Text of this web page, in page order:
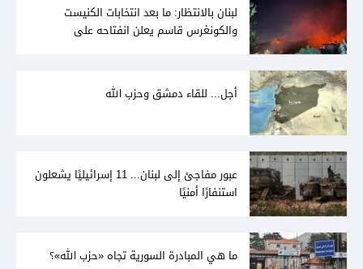
لبنان بالانتظار: ما بعد انتخابات الكنيست
والكونغرس قاسم يعلن انفتاحه على
أجل... للقاء دمشق وحزب الله
عبور مفاجئ إلى لبنان... 11 إسرائيليًا يشعلون
استنفارًا أمنيًا
ما هي المبادرة السورية تجاه «حزب الله»؟